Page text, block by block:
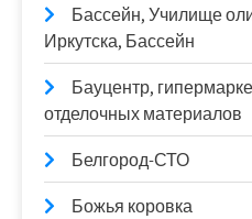
Бассейн, Училище
Иркутска, Бассейн
Бауцентр,
отделочных материалов
Белгород-СТО
Божья коровка